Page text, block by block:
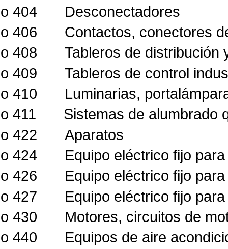
404
Desconectadores
406
Contactos, conectores
408
Tableros de distribución
409
Tableros de control
410
Luminarias,
411
Sistemas de alumbrado
422
Aparatos
424
Equipo eléctrico fijo
426
Equipo eléctrico fijo
427
Equipo eléctrico fijo
430
Motores, circuitos de
440
Equipos de aire